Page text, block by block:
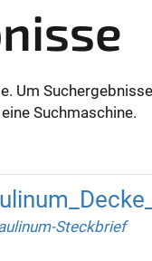
Um
Suchmaschine.
Steckbrief